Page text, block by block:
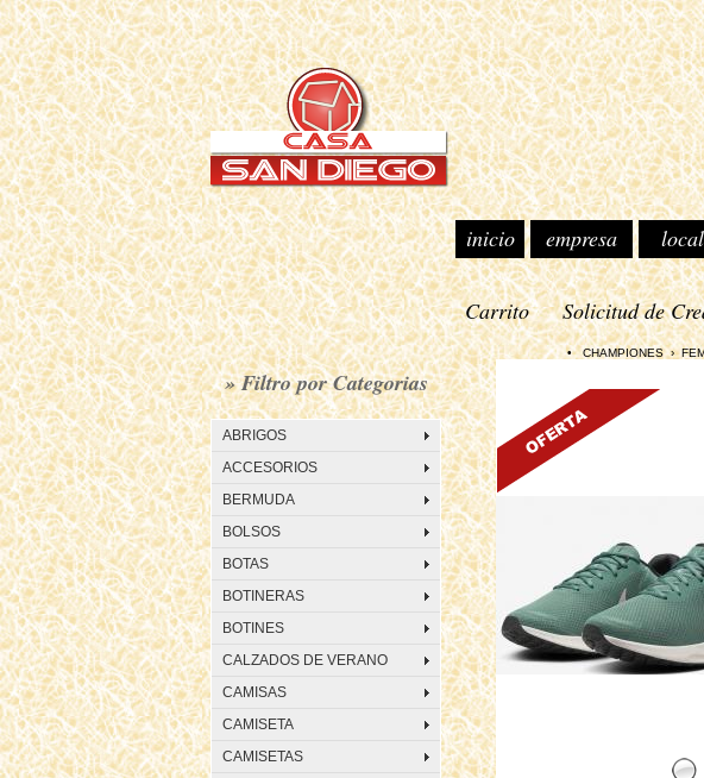
inicio empresa
Carrito Solicitud de
» Filtro por Categorias
ABRIGOS
ACCESORIOS
BERMUDA
BOLSOS
BOTAS
BOTINERAS
BOTINES
CALZADOS DE VERANO
CAMISAS
CAMISETA
CAMISETAS
• CHAMPIONES ›